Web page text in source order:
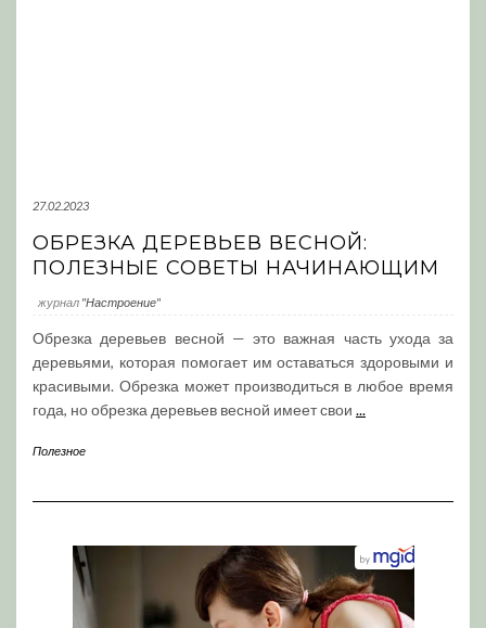
27.02.2023
ОБРЕЗКА ДЕРЕВЬЕВ ВЕСНОЙ:
ПОЛЕЗНЫЕ СОВЕТЫ НАЧИНАЮЩИМ
журнал "Настроение"
Обрезка деревьев весной — это важная часть ухода за
деревьями, которая помогает им оставаться здоровыми и
красивыми. Обрезка может производиться в любое время
года, но обрезка деревьев весной имеет свои ...
Полезное